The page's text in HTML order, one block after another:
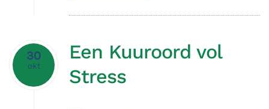
30
okt
Een Kuuroord vol
Stress